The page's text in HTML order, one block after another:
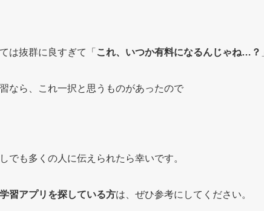
は抜群に良すぎて「 これ、いつか有料になるんじゃね…？
なら、これ一択と思うものがあったので
でも多くの人に伝えられたら幸いです。
習アプリを探している方は、ぜひ参考にしてください。